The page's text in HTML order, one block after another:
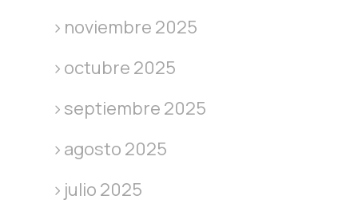
noviembre 2025
octubre 2025
septiembre 2025
agosto 2025
julio 2025